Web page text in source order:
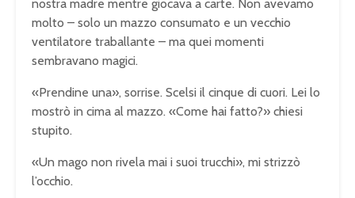
nostra madre mentre giocava a carte. Non avevamo
molto – solo un mazzo consumato e un vecchio
ventilatore traballante – ma quei momenti
sembravano magici.
«Prendine una», sorrise. Scelsi il cinque di cuori. Lei lo
mostrò in cima al mazzo. «Come hai fatto?» chiesi
stupito.
«Un mago non rivela mai i suoi trucchi», mi strizzò
l’occhio.